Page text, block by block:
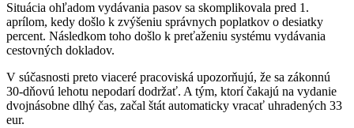
Situácia ohľadom vydávania pasov sa skomplikovala pred 1.
aprílom, kedy došlo k zvýšeniu správnych poplatkov o desiatky
percent. Následkom toho došlo k preťaženiu systému vydávania
cestovných dokladov.
V súčasnosti preto viaceré pracoviská upozorňujú, že sa zákonnú
30-dňovú lehotu nepodarí dodržať. A tým, ktorí čakajú na vydanie
dvojnásobne dlhý čas, začal štát automaticky vracať uhradených 33
eur.